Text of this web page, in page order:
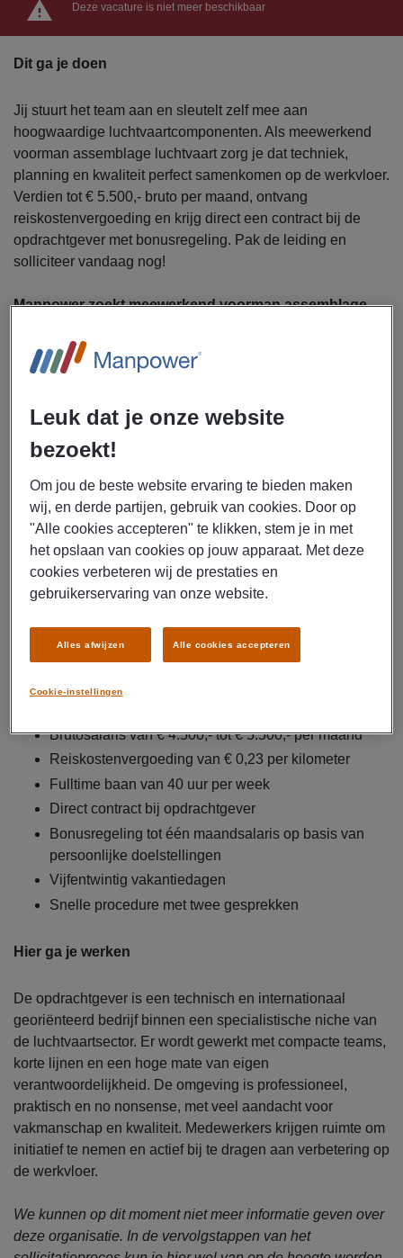
Deze vacature is niet meer beschikbaar
Dit ga je doen
Jij stuurt het team aan en sleutelt zelf mee aan
hoogwaardige luchtvaartcomponenten. Als meewerkend
voorman assemblage luchtvaart zorg je dat techniek,
planning en kwaliteit perfect samenkomen op de werkvloer.
Verdien tot € 5.500,- bruto per maand, ontvang
reiskostenvergoeding en krijg direct een contract bij de
opdrachtgever met bonusregeling. Pak de leiding en
solliciteer vandaag nog!
Manpower zoekt meewerkend voorman assemblage
Als meewerkend voorman assemblage luchtvaart ga jij je
Aansturen en begeleiden van een team van vijf tot
Meewerken aan technische assemblage en
demontage
Verdelen en plannen van dagelijkse werkzaamheden
Bewaken van kwaliteit, veiligheid en voortgang
Fungeren als eerste aanspreekpunt op de werkvloer
Inwerken en begeleiden van nieuwe collega’s
Signaleren van knelpunten en direct bijsturen
Zorgen voor duidelijke communicatie binnen het
team
Brutosalaris van € 4.500,- tot € 5.500,- per maand
Reiskostenvergoeding van € 0,23 per kilometer
Fulltime baan van 40 uur per week
Direct contract bij opdrachtgever
Bonusregeling tot één maandsalaris op basis van
persoonlijke doelstellingen
Vijfentwintig vakantiedagen
Snelle procedure met twee gesprekken
Hier ga je werken
De opdrachtgever is een technisch en internationaal
georiënteerd bedrijf binnen een specialistische niche van
de luchtvaartsector. Er wordt gewerkt met compacte teams,
korte lijnen en een hoge mate van eigen
verantwoordelijkheid. De omgeving is professioneel,
praktisch en no nonsense, met veel aandacht voor
vakmanschap en kwaliteit. Medewerkers krijgen ruimte om
initiatief te nemen en actief bij te dragen aan verbetering op
de werkvloer.
We kunnen op dit moment niet meer informatie geven over
deze organisatie. In de vervolgstappen van het
Leuk dat je onze website
bezoekt!
Om jou de beste website ervaring te bieden maken
wij, en derde partijen, gebruik van cookies. Door op
"Alle cookies accepteren" te klikken, stem je in met
het opslaan van cookies op jouw apparaat. Met deze
cookies verbeteren wij de prestaties en
gebruikerservaring van onze website.
Cookie-instellingen
Alles afwijzen Alle cookies accepteren